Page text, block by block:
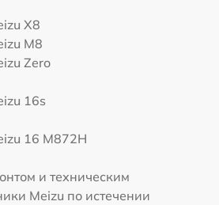
X8
M8
Zero
16s
16 M872H
и техническим
Meizu по истечении